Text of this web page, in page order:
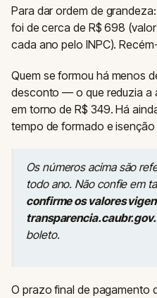
Para dar ordem de
foi de cerca de R$ 698
cada ano pelo INPC).
Quem se formou há menos
desconto — o que reduzia a
em torno de R$ 349. Há
tempo de formado e
Os números acima são
todo ano. Não confie em
confirme os valores
boleto.
O prazo final de pagamento